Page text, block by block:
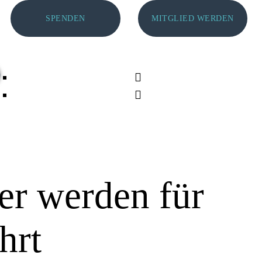
SPENDEN MITGLIED WERDEN
werden für